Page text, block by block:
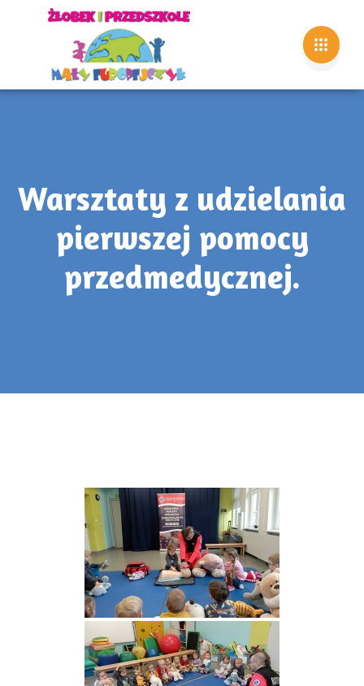
Warsztaty z udzielania
pierwszej pomocy
przedmedycznej.